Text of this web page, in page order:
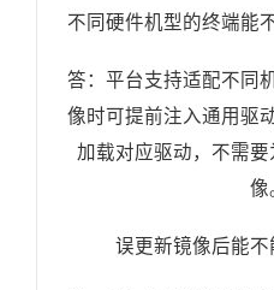
不同硬件机型的终端能
答：平台支持适配不同
像时可提前注入通用驱
加载对应驱动，不需
像
误更新镜像后能不